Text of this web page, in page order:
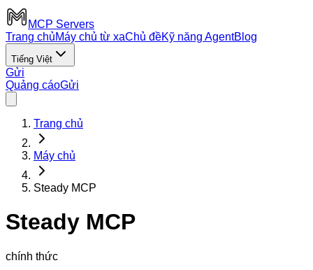
MCP Servers
Trang chủMáy chủ từ xaChủ đềKỹ năng AgentBlog
Tiếng Việt
Gửi
Quảng cáoGửi
Trang chủ
Máy chủ
Steady MCP
Steady MCP
chính thức